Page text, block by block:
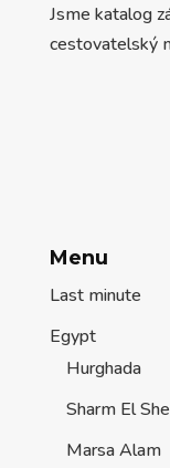
Jsme katalog
cestovatelský
Menu
Last minute
Egypt
Hurghada
Sharm El
Marsa Alam